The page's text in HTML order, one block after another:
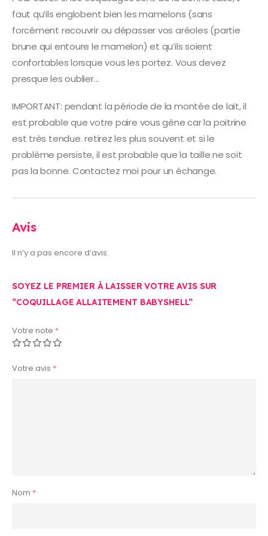
faut qu’ils englobent bien les mamelons (sans
forcément recouvrir ou dépasser vos aréoles (partie
brune qui entoure le mamelon) et qu’ils soient
confortables lorsque vous les portez. Vous devez
presque les oublier…
IMPORTANT: pendant la période de la montée de lait, il
est probable que votre paire vous gêne car la poitrine
est très tendue. retirez les plus souvent et si le
problème persiste, il est probable que la taille ne soit
pas la bonne. Contactez moi pour un échange.
Avis
Il n’y a pas encore d’avis.
SOYEZ LE PREMIER À LAISSER VOTRE AVIS SUR
“COQUILLAGE ALLAITEMENT BABYSHELL”
Votre note *
Votre avis *
Nom *